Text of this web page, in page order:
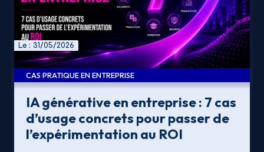
Le : 31/05/2026
CAS PRATIQUE EN ENTREPRISE
IA générative en entreprise : 7 cas
d’usage concrets pour passer de
l’expérimentation au ROI